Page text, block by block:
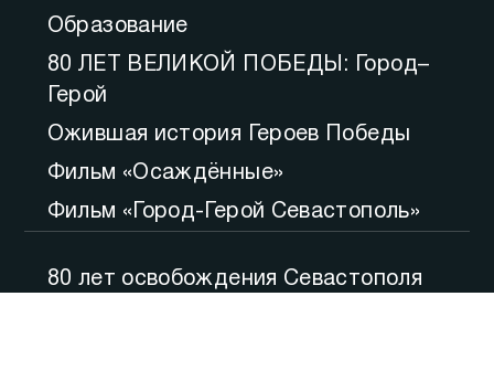
80 лет освобождения Севастополя
Образование
80 ЛЕТ ВЕЛИКОЙ ПОБЕДЫ: Город–
Герой
Ожившая история Героев Победы
Фильм «Осаждённые»
Фильм «Город-Герой Севастополь»